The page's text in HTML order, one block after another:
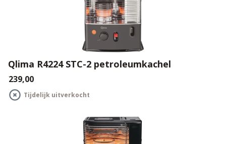
Qlima R4224 STC-2 petroleumkachel
€239,00
Tijdelijk uitverkocht